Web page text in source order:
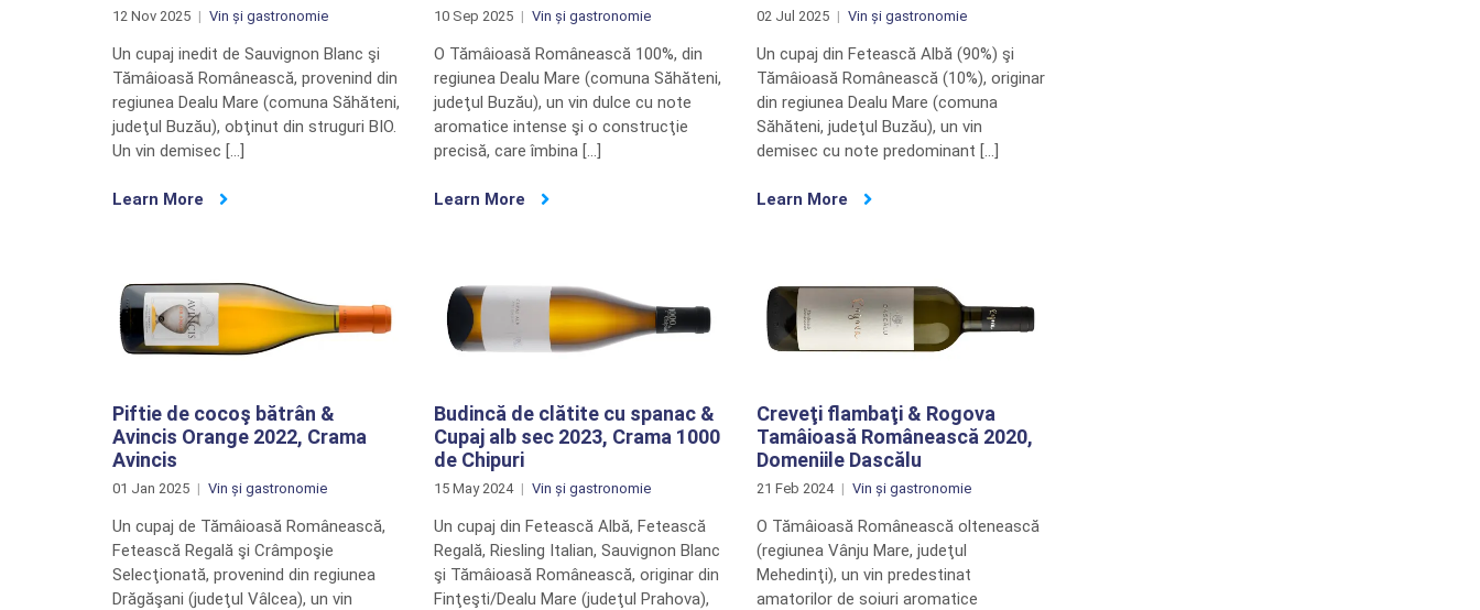
12 Nov 2025 Vin și gastronomie
Un cupaj inedit de Sauvignon Blanc şi
Tămâioasă Românească, provenind din
regiunea Dealu Mare (comuna Săhăteni,
judeţul Buzău), obţinut din struguri BIO.
Un vin demisec […]
Learn More
10 Sep 2025 Vin și gastronomie
O Tămâioasă Românească 100%, din
regiunea Dealu Mare (comuna Săhăteni,
judeţul Buzău), un vin dulce cu note
aromatice intense şi o construcţie
precisă, care îmbina […]
Learn More
02 Jul 2025 Vin și gastronomie
Un cupaj din Fetească Albă (90%) şi
Tămâioasă Românească (10%), originar
din regiunea Dealu Mare (comuna
Săhăteni, judeţul Buzău), un vin
demisec cu note predominant […]
Learn More
Piftie de cocoş bătrân &
Avincis Orange 2022, Crama
Avincis
01 Jan 2025 Vin și gastronomie
Un cupaj de Tămâioasă Românească,
Fetească Regală şi Crâmpoşie
Selecţionată, provenind din regiunea
Drăgăşani (judeţul Vâlcea), un vin
Budincă de clătite cu spanac &
Cupaj alb sec 2023, Crama 1000
de Chipuri
15 May 2024 Vin și gastronomie
Un cupaj din Fetească Albă, Fetească
Regală, Riesling Italian, Sauvignon Blanc
şi Tămâioasă Românească, originar din
Finţeşti/Dealu Mare (judeţul Prahova),
Creveţi flambaţi & Rogova
Tamâioasă Românească 2020,
Domeniile Dascălu
21 Feb 2024 Vin și gastronomie
O Tămâioasă Românească oltenească
(regiunea Vânju Mare, judeţul
Mehedinţi), un vin predestinat
amatorilor de soiuri aromatice